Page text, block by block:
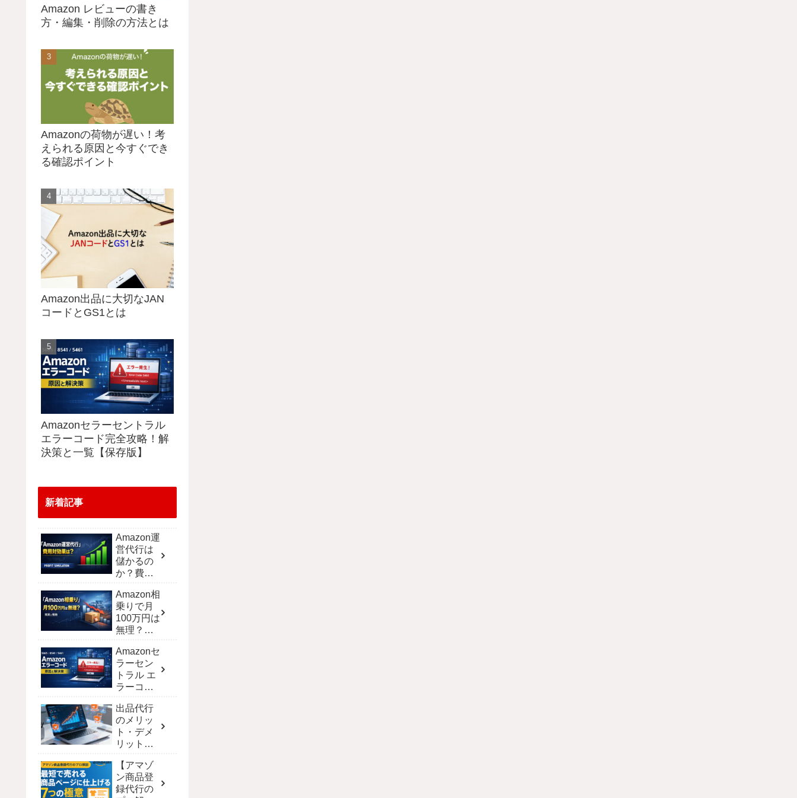
Amazon レビューの書き
方・編集・削除の方法とは
Amazonの荷物が遅い！考
えられる原因と今すぐでき
る確認ポイント
Amazon出品に大切なJAN
コードとGS1とは
Amazonセラーセントラル
エラーコード完全攻略！解
決策と一覧【保存版】
新着記事
Amazon運
営代行は
儲かるの
か？費用
シミュレ
ーション
で徹底解
剖
Amazon相
乗りで月
100万円は
無理？現
する戦略
Amazonセ
ラーセン
トラル エ
ラーコー
略！解決
策と一覧
【保存
版】
出品代行
のメリッ
ト・デメ
リット｜
別の費用
と選び方
【アマゾ
ン商品登
録代行の